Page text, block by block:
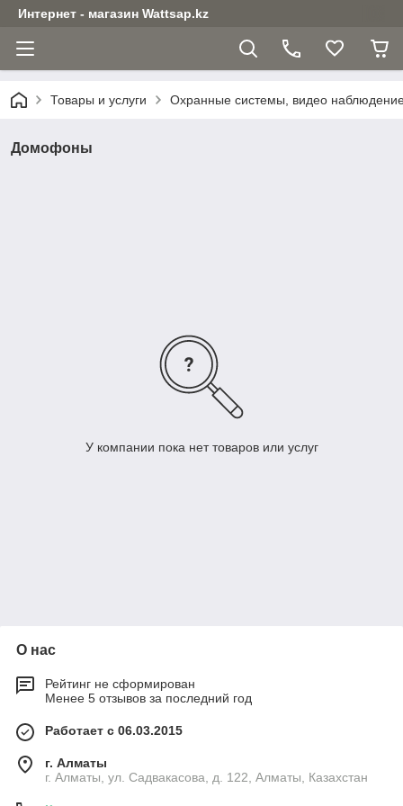
Интернет - магазин Wattsap.kz
Товары и услуги Охранные системы, видео
Домофоны
У компании пока нет товаров или услуг
О нас
Рейтинг не сформирован
Менее 5 отзывов за последний год
Работает с 06.03.2015
г. Алматы
г. Алматы, ул. Садвакасова, д. 122, Алматы, Казахстан